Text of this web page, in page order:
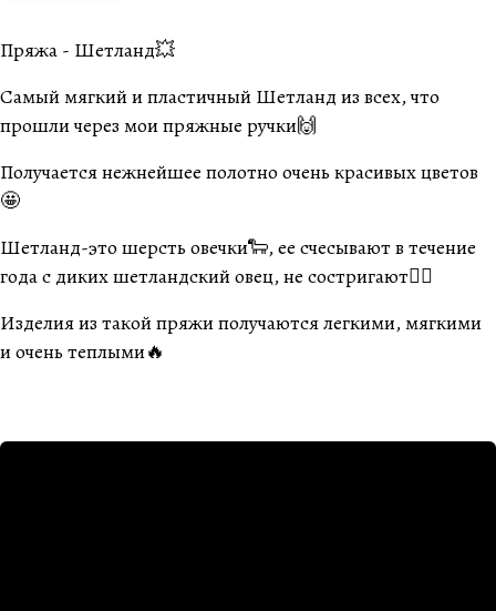
Пряжа - Шетланд💥
Самый мягкий и пластичный Шетланд из всех, что
прошли через мои пряжные ручки🙌
Получается нежнейшее полотно очень красивых цветов
🤩
Шетланд-это шерсть овечки🐑, ее счесывают в течение
года с диких шетландский овец, не состригают☝🏽
Изделия из такой пряжи получаются легкими, мягкими
и очень теплыми🔥